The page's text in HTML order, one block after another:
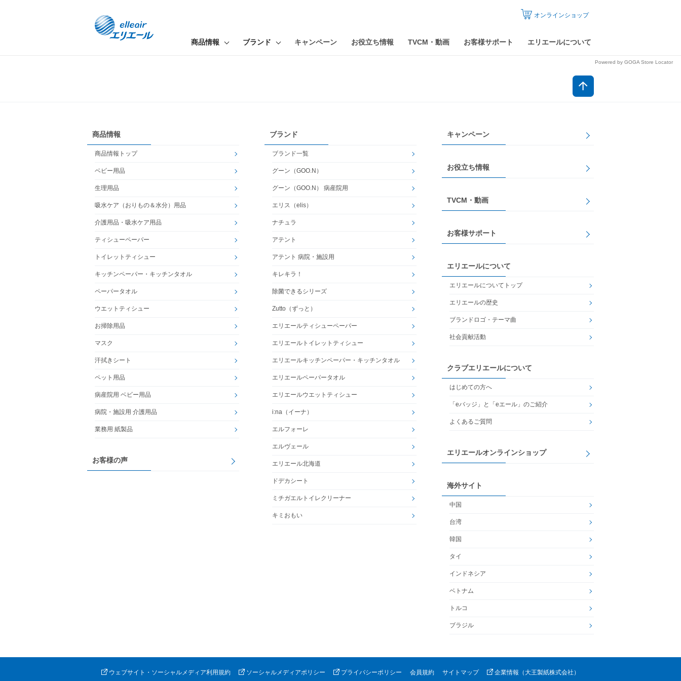
商品情報 ブランド キャンペーン お役立ち情報 TVCM・動画 お客様サポート エリエールについて
オンラインショップ
Powered by GOGA Store Locator
商品情報
商品情報トップ
ベビー用品
生理用品
吸水ケア（おりもの＆水分）用品
介護用品・吸水ケア用品
ティシューペーパー
トイレットティシュー
キッチンペーパー・キッチンタオル
ペーパータオル
ウエットティシュー
お掃除用品
マスク
汗拭きシート
ペット用品
病産院用 ベビー用品
病院・施設用 介護用品
業務用 紙製品
お客様の声
ブランド
ブランド一覧
グーン（GOO.N）
グーン（GOO.N） 病産院用
エリス（elis）
ナチュラ
アテント
アテント 病院・施設用
キレキラ！
除菌できるシリーズ
Zutto（ずっと）
エリエールティシューペーパー
エリエールトイレットティシュー
エリエールキッチンペーパー・キッチンタオル
エリエールペーパータオル
エリエールウエットティシュー
i:na（イーナ）
エルフォーレ
エルヴェール
エリエール北海道
ドデカシート
ミチガエルトイレクリーナー
キミおもい
キャンペーン
お役立ち情報
TVCM・動画
お客様サポート
エリエールについて
エリエールについてトップ
エリエールの歴史
ブランドロゴ・テーマ曲
社会貢献活動
クラブエリエールについて
はじめての方へ
「eバッジ」と「eエール」のご紹介
よくあるご質問
エリエールオンラインショップ
海外サイト
中国
台湾
韓国
タイ
インドネシア
ベトナム
トルコ
ブラジル
ウェブサイト・ソーシャルメディア利用規約 ソーシャルメディアポリシー プライバシーポリシー 会員規約 サイトマップ 企業情報（大王製紙株式会社）